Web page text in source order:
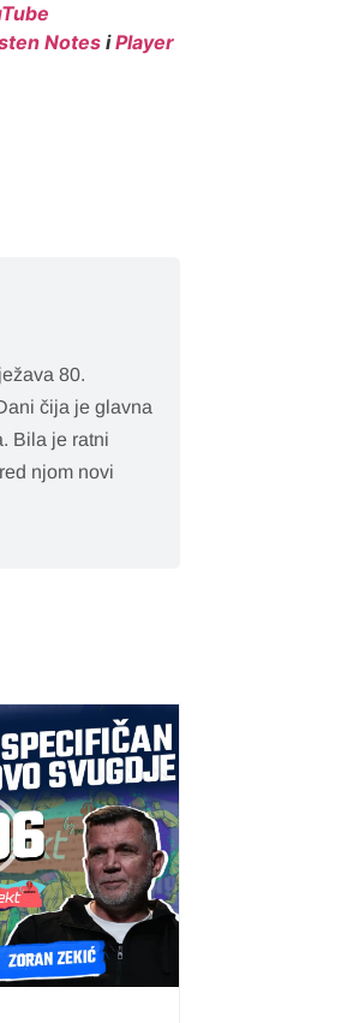
Notes iPlayer
80.
čija je glavna
Bila je ratni
njom novi